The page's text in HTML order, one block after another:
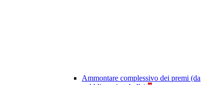
Ammontare complessivo dei premi (da